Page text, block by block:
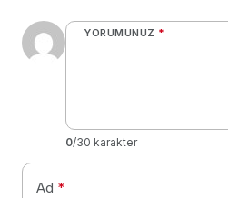
YORUMUNUZ *
0/30 karakter
Ad *